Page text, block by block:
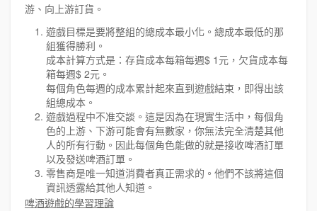
游、向上游訂貨。
遊戲目標是要將整組的總成本最小化。總成本最低的那
組獲得勝利。
成本計算方式是：存貨成本每箱每週$ 1元，欠貨成本每
箱每週$ 2元。
每個角色每週的成本累計起來直到遊戲結束，即得出該
組總成本。
遊戲過程中不准交談。這是因為在現實生活中，每個角
色的上游、下游可能會有無數家，你無法完全清楚其他
人的所有行動。因此每個角色能做的就是接收啤酒訂單
以及發送啤酒訂單。
零售商是唯一知道消費者真正需求的。他們不該將這個
資訊透露給其他人知道。
啤酒遊戲的學習理論